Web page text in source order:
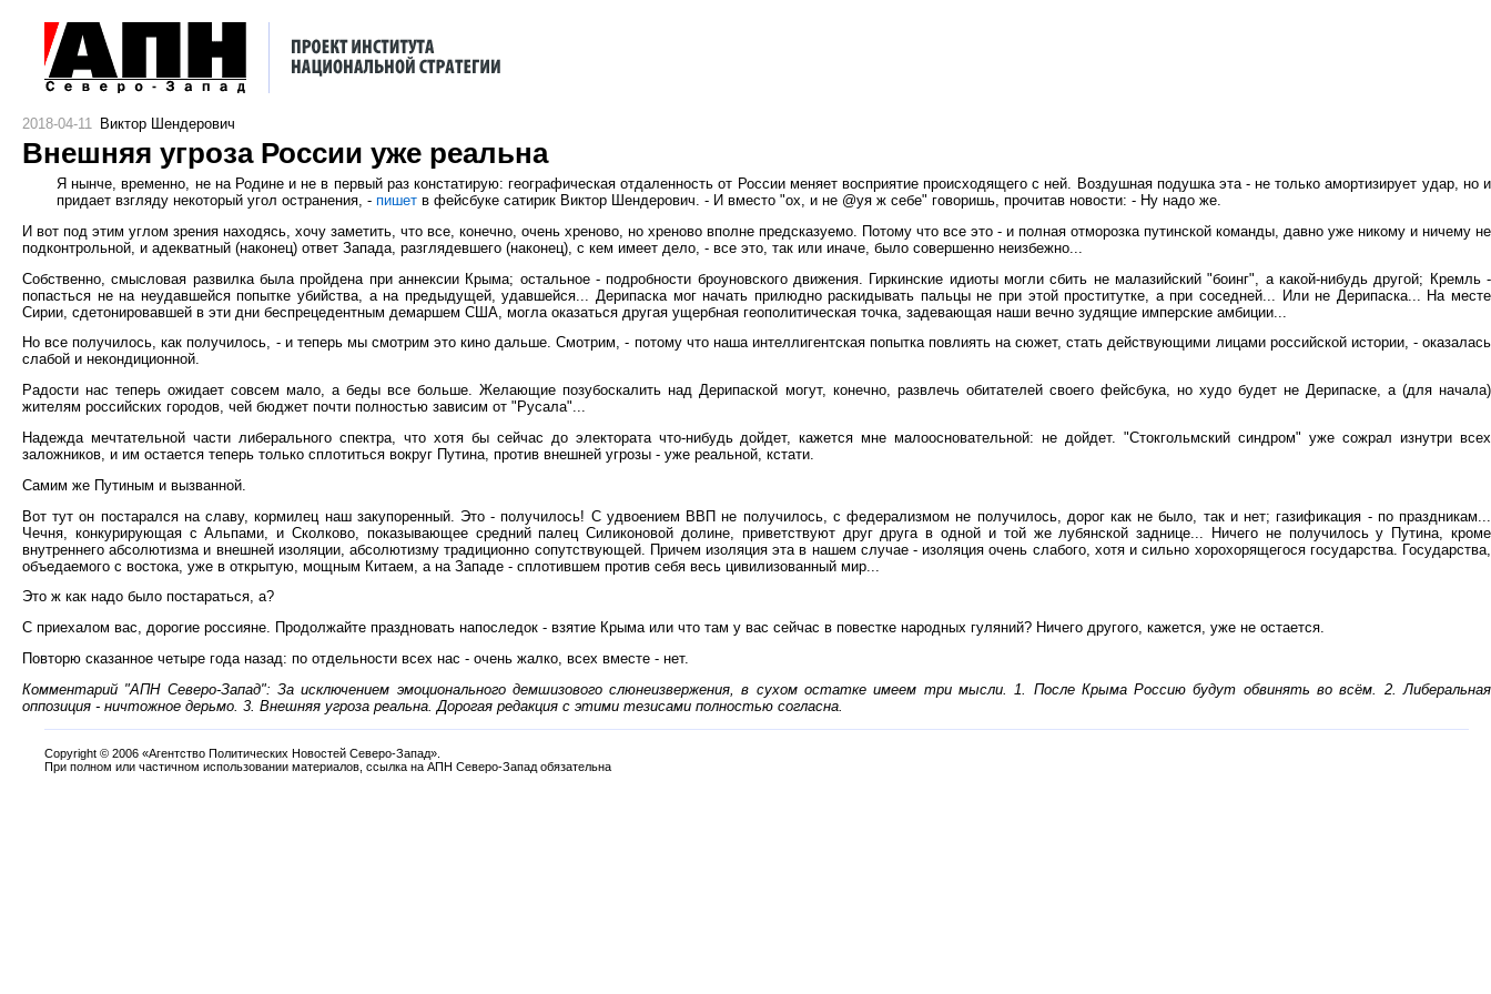
2018-04-11 Виктор Шендерович
Внешняя угроза России уже реальна
Я нынче, временно, не на Родине и не в первый раз констатирую: географическая отдаленность от России меняет восприятие происходящего с ней. Воздушная подушка эта - не только амортизирует удар, но и
придает взгляду некоторый угол остранения, - пишет в фейсбуке сатирик Виктор Шендерович. - И вместо "ох, и не @уя ж себе" говоришь, прочитав новости: - Ну надо же.
И вот под этим углом зрения находясь, хочу заметить, что все, конечно, очень хреново, но хреново вполне предсказуемо. Потому что все это - и полная отморозка путинской команды, давно уже никому и ничему не
подконтрольной, и адекватный (наконец) ответ Запада, разглядевшего (наконец), с кем имеет дело, - все это, так или иначе, было совершенно неизбежно...
Собственно, смысловая развилка была пройдена при аннексии Крыма; остальное - подробности броуновского движения. Гиркинские идиоты могли сбить не малазийский "боинг", а какой-нибудь другой; Кремль -
попасться не на неудавшейся попытке убийства, а на предыдущей, удавшейся... Дерипаска мог начать прилюдно раскидывать пальцы не при этой проститутке, а при соседней... Или не Дерипаска... На месте
Сирии, сдетонировавшей в эти дни беспрецедентным демаршем США, могла оказаться другая ущербная геополитическая точка, задевающая наши вечно зудящие имперские амбиции...
Но все получилось, как получилось, - и теперь мы смотрим это кино дальше. Смотрим, - потому что наша интеллигентская попытка повлиять на сюжет, стать действующими лицами российской истории, - оказалась
слабой и некондиционной.
Радости нас теперь ожидает совсем мало, а беды все больше. Желающие позубоскалить над Дерипаской могут, конечно, развлечь обитателей своего фейсбука, но худо будет не Дерипаске, а (для начала)
жителям российских городов, чей бюджет почти полностью зависим от "Русала"...
Надежда мечтательной части либерального спектра, что хотя бы сейчас до электората что-нибудь дойдет, кажется мне малоосновательной: не дойдет. "Стокгольмский синдром" уже сожрал изнутри всех
заложников, и им остается теперь только сплотиться вокруг Путина, против внешней угрозы - уже реальной, кстати.
Самим же Путиным и вызванной.
Вот тут он постарался на славу, кормилец наш закупоренный. Это - получилось! С удвоением ВВП не получилось, с федерализмом не получилось, дорог как не было, так и нет; газификация - по праздникам...
Чечня, конкурирующая с Альпами, и Сколково, показывающее средний палец Силиконовой долине, приветствуют друг друга в одной и той же лубянской заднице... Ничего не получилось у Путина, кроме
внутреннего абсолютизма и внешней изоляции, абсолютизму традиционно сопутствующей. Причем изоляция эта в нашем случае - изоляция очень слабого, хотя и сильно хорохорящегося государства. Государства,
объедаемого с востока, уже в открытую, мощным Китаем, а на Западе - сплотившем против себя весь цивилизованный мир...
Это ж как надо было постараться, а?
С приехалом вас, дорогие россияне. Продолжайте праздновать напоследок - взятие Крыма или что там у вас сейчас в повестке народных гуляний? Ничего другого, кажется, уже не остается.
Повторю сказанное четыре года назад: по отдельности всех нас - очень жалко, всех вместе - нет.
Комментарий "АПН Северо-Запад": За исключением эмоционального демшизового слюнеизвержения, в сухом остатке имеем три мысли. 1. После Крыма Россию будут обвинять во всём. 2. Либеральная
оппозиция - ничтожное дерьмо. 3. Внешняя угроза реальна. Дорогая редакция с этими тезисами полностью согласна.
Copyright © 2006 «Агентство Политических Новостей Северо-Запад».
При полном или частичном использовании материалов, ссылка на АПН Северо-Запад обязательна